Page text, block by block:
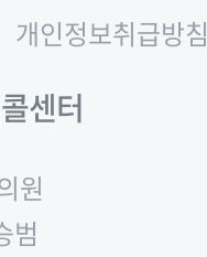
개인정보취급방침
센터
원
범